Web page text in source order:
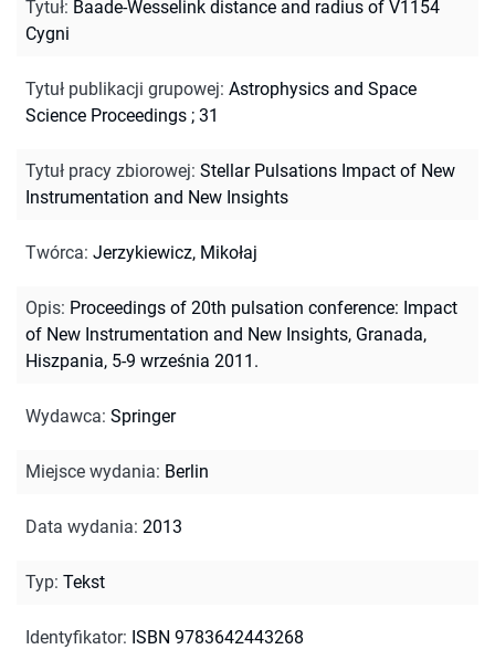
Tytuł: Baade-Wesselink distance and radius of V1154
Cygni
Tytuł publikacji grupowej: Astrophysics and Space
Science Proceedings ; 31
Tytuł pracy zbiorowej: Stellar Pulsations Impact of New
Instrumentation and New Insights
Twórca: Jerzykiewicz, Mikołaj
Opis: Proceedings of 20th pulsation conference: Impact
of New Instrumentation and New Insights, Granada,
Hiszpania, 5-9 września 2011.
Wydawca: Springer
Miejsce wydania: Berlin
Data wydania: 2013
Typ: Tekst
Identyfikator: ISBN 9783642443268